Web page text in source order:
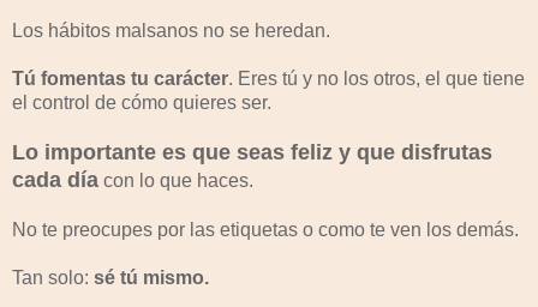
Los hábitos malsanos no se heredan.
Tú fomentas tu carácter. Eres tú y no los otros, el que tiene
el control de cómo quieres ser.
Lo importante es que seas feliz y que disfrutas
cada día con lo que haces.
No te preocupes por las etiquetas o como te ven los demás.
Tan solo: sé tú mismo.